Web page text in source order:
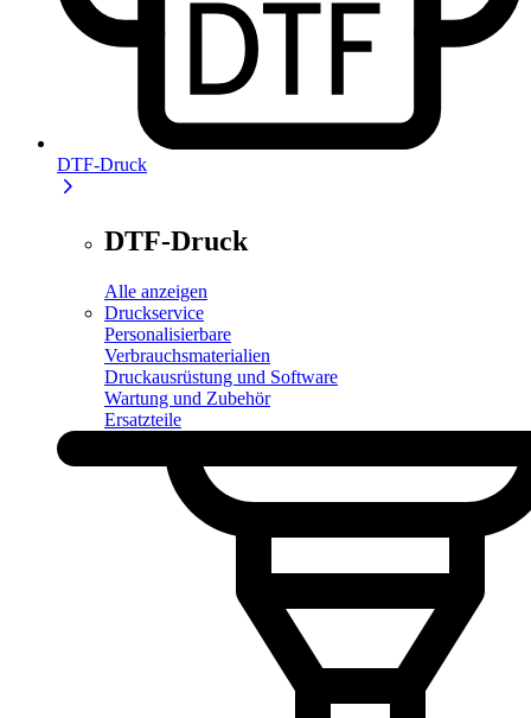
DTF-Druck
DTF-Druck
Alle anzeigen
Druckservice
Personalisierbare
Verbrauchsmaterialien
Druckausrüstung und Software
Wartung und Zubehör
Ersatzteile